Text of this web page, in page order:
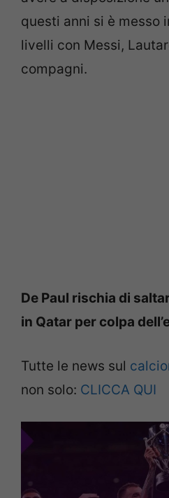
questi anni si è messo
livelli con Messi,
compagni.
De Paul rischia di
in Qatar per colpa
Tutte le news sul
non solo: CLICCA QUI